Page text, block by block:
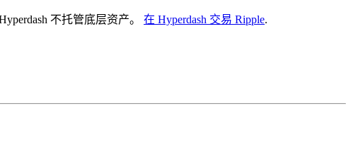
不托管底层资产。 在 Hyperdash 交易 Ripple.